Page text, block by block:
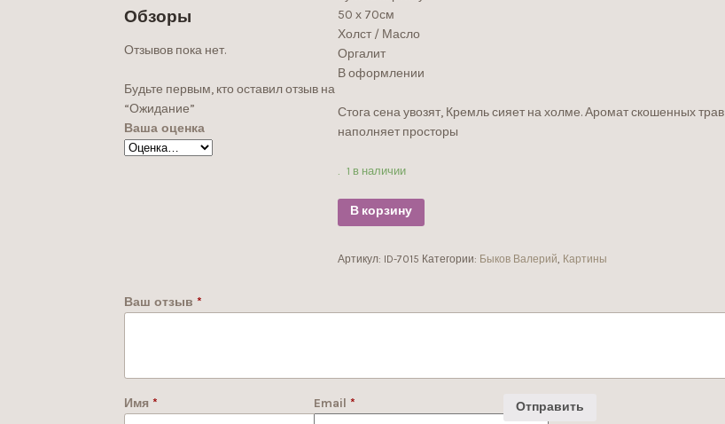
50 х 70см
Холст / Масло
Оргалит
В оформлении
Стога сена увозят, Кремль сияет на холме. Аромат скошенных трав
наполняет просторы
1 в наличии
В корзину
Артикул: ID-7015 Категории: Быков Валерий, Картины
Обзоры
Отзывов пока нет.
Будьте первым, кто оставил отзыв на
“Ожидание”
Ваша оценка
Ваш отзыв*
Имя* Email *